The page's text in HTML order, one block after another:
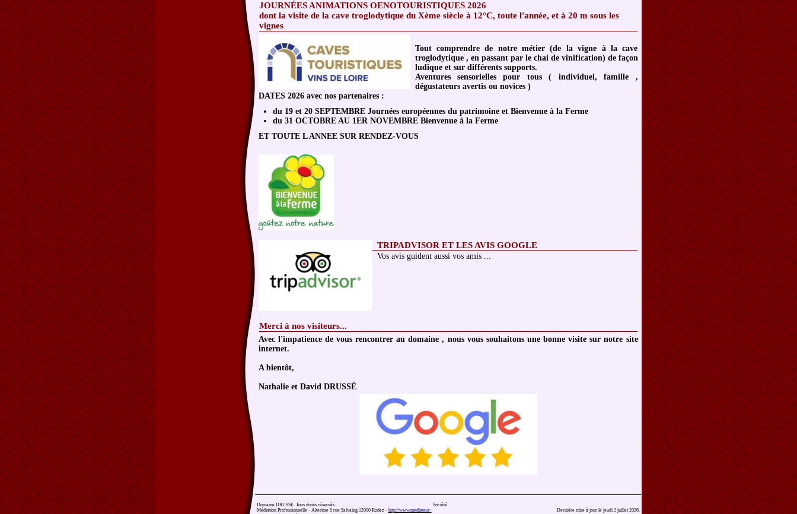
JOURNÉES ANIMATIONS OENOTOURISTIQUES 2026
dont la visite de la cave troglodytique du Xème siècle à 12°C, toute l'année, et à 20 m sous les
vignes
Tout comprendre de notre métier (de la vigne à la cave
troglodytique , en passant par le chai de vinification) de façon
ludique et sur différents supports.
Aventures sensorielles pour tous ( individuel, famille ,
dégustateurs avertis ou novices )
DATES 2026 avec nos partenaires :
du 19 et 20 SEPTEMBRE Journées européennes du patrimoine et Bienvenue à la Ferme
du 31 OCTOBRE AU 1ER NOVEMBRE Bienvenue à la Ferme
ET TOUTE L ANNEE SUR RENDEZ-VOUS
TRIPADVISOR ET LES AVIS GOOGLE
Vos avis guident aussi vos amis ...
Merci à nos visiteurs...
Avec l'impatience de vous rencontrer au domaine , nous vous souhaitons une bonne visite sur notre site
internet.
A bientôt,
Nathalie et David DRUSSÉ
Domaine DRUSSE. Tous droits réservés. Société
Médiation Professionnelle - Alteritae 5 rue Salvaing 12000 Rodez - http://www.mediateur-
Dernière mise à jour le jeudi 2 juillet 2026.